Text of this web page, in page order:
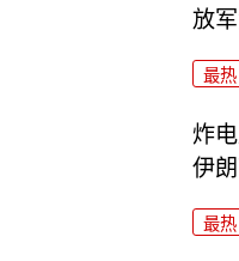
放
最热
炸
伊
最热